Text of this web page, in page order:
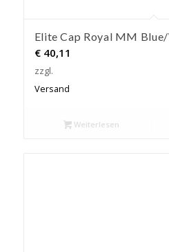
Elite Cap Royal MM
€40,11
zzgl.
Versand
Weiterlesen